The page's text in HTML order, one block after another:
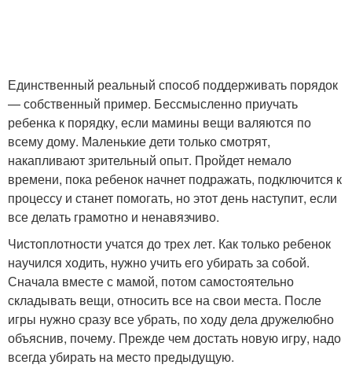
Единственный реальный способ поддерживать порядок
— собственный пример. Бессмысленно приучать
ребенка к порядку, если мамины вещи валяются по
всему дому. Маленькие дети только смотрят,
накапливают зрительный опыт. Пройдет немало
времени, пока ребенок начнет подражать, подключится к
процессу и станет помогать, но этот день наступит, если
все делать грамотно и ненавязчиво.
Чистоплотности учатся до трех лет. Как только ребенок
научился ходить, нужно учить его убирать за собой.
Сначала вместе с мамой, потом самостоятельно
складывать вещи, относить все на свои места. После
игры нужно сразу все убрать, по ходу дела дружелюбно
объяснив, почему. Прежде чем достать новую игру, надо
всегда убирать на место предыдущую.